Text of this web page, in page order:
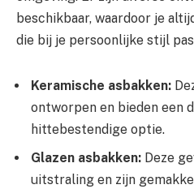
beschikbaar, waardoor je
die bij je persoonlijke stijl
Keramische asbakken:
ontworpen en bieden een
hittebestendige optie.
Glazen asbakken: Deze
uitstraling en zijn